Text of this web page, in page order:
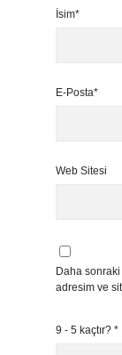
İsim*
E-Posta*
Web Sitesi
Daha sonraki
adresim ve
9 - 5 kaçtır? *